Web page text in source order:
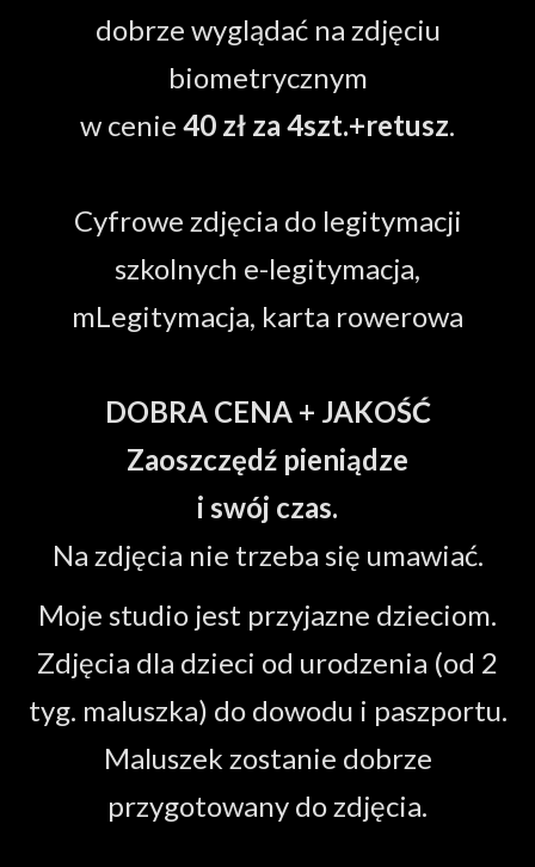
dobrze wyglądać na zdjęciu
biometrycznym
w cenie 40 zł za 4szt.+retusz.
Cyfrowe zdjęcia do legitymacji
szkolnych e-legitymacja,
mLegitymacja, karta rowerowa
DOBRA CENA + JAKOŚĆ
Zaoszczędź pieniądze
i swój czas.
Na zdjęcia nie trzeba się umawiać.
Moje studio jest przyjazne dzieciom.
Zdjęcia dla dzieci od urodzenia (od 2
tyg. maluszka) do dowodu i paszportu.
Maluszek zostanie dobrze
przygotowany do zdjęcia.